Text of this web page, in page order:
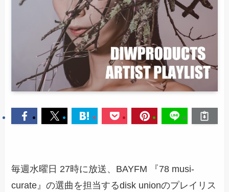
毎週水曜日 27時に放送、BAYFM 『78 musi-
curate』の選曲を担当するdisk unionのプレイリス